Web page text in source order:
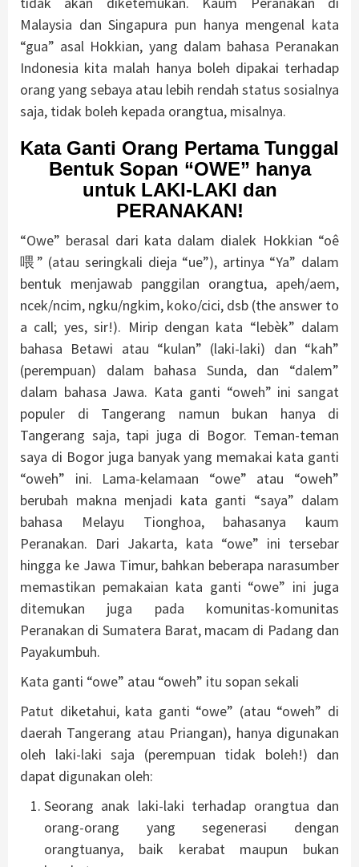
Malaysia dan Singapura pun hanya mengenal kata
“gua” asal Hokkian, yang dalam bahasa Peranakan
Indonesia kita malah hanya boleh dipakai terhadap
orang yang sebaya atau lebih rendah status sosialnya
saja, tidak boleh kepada orangtua, misalnya.
Kata Ganti Orang Pertama Tunggal
Bentuk Sopan “OWE” hanya
untuk LAKI-LAKI dan
PERANAKAN!
“Owe” berasal dari kata dalam dialek Hokkian “oê
喂” (atau seringkali dieja “ue”), artinya “Ya” dalam
bentuk menjawab panggilan orangtua, apeh/aem,
ncek/ncim, ngku/ngkim, koko/cici, dsb (the answer to
a call; yes, sir!). Mirip dengan kata “lebèk” dalam
bahasa Betawi atau “kulan” (laki-laki) dan “kah”
(perempuan) dalam bahasa Sunda, dan “dalem”
dalam bahasa Jawa. Kata ganti “oweh” ini sangat
populer di Tangerang namun bukan hanya di
Tangerang saja, tapi juga di Bogor. Teman-teman
saya di Bogor juga banyak yang memakai kata ganti
“oweh” ini. Lama-kelamaan “owe” atau “oweh”
berubah makna menjadi kata ganti “saya” dalam
bahasa Melayu Tionghoa, bahasanya kaum
Peranakan. Dari Jakarta, kata “owe” ini tersebar
hingga ke Jawa Timur, bahkan beberapa narasumber
memastikan pemakaian kata ganti “owe” ini juga
ditemukan juga pada komunitas-komunitas
Peranakan di Sumatera Barat, macam di Padang dan
Payakumbuh.
Kata ganti “owe” atau “oweh” itu sopan sekali
Patut diketahui, kata ganti “owe” (atau “oweh” di
daerah Tangerang atau Priangan), hanya digunakan
oleh laki-laki saja (perempuan tidak boleh!) dan
dapat digunakan oleh:
Seorang anak laki-laki terhadap orangtua dan
orang-orang yang segenerasi dengan
orangtuanya, baik kerabat maupun bukan